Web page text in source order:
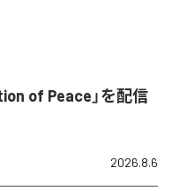
of Peace」を配信
2026.8.6